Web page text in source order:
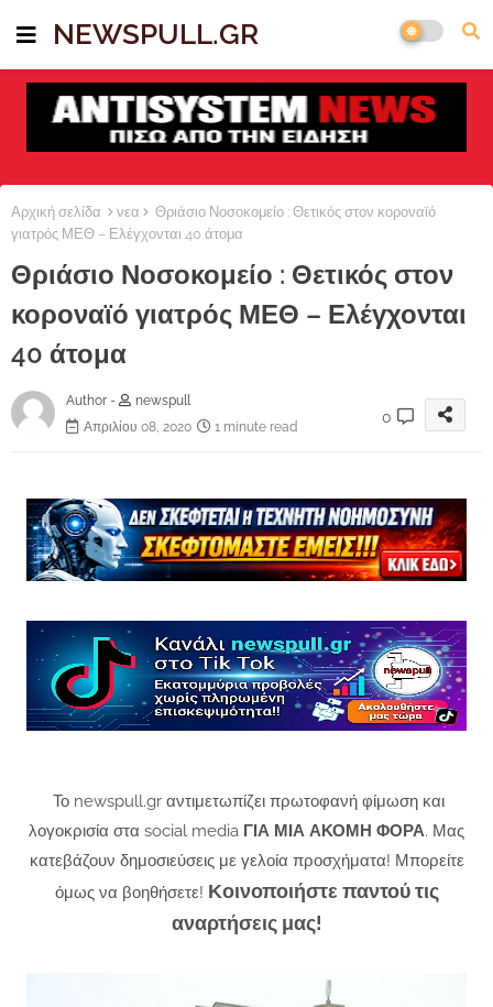
NEWSPULL.GR
Αρχική σελίδα νεα
Θριάσιο Νοσοκομείο : Θετικός στον κοροναϊό
γιατρός ΜΕΘ – Ελέγχονται 40 άτομα
Θριάσιο Νοσοκομείο : Θετικός στον
κοροναϊό γιατρός ΜΕΘ – Ελέγχονται
40 άτομα
Author -
newspull
Απριλίου 08, 2020
1 minute read
0
Το newspull.gr αντιμετωπίζει πρωτοφανή φίμωση και
λογοκρισία στα social media ΓΙΑ ΜΙΑ ΑΚΟΜΗ ΦΟΡΑ. Μας
κατεβάζουν δημοσιεύσεις με γελοία προσχήματα! Μπορείτε
όμως να βοηθήσετε! Κοινοποιήστε παντού τις
αναρτήσεις μας!